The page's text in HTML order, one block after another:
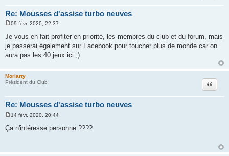
Re: Mousses d'assise turbo neuves
s
s
g
09 févr. 2020, 22:37
Je vous en fait profiter en priorité, les membres du club et du forum, mais
je passerai également sur Facebook pour toucher plus de monde car on
aura pas les 40 jeux ici ;)
Moriarty
Président du Club
Re: Mousses d'assise turbo neuves
Citation
s
14 févr. 2020, 20:44
Ça n'intéresse personne ????